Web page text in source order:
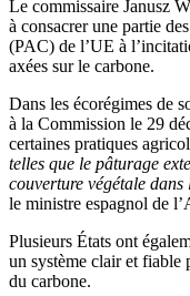
Le commissaire Janusz
à consacrer une partie
(PAC) de l’UE à
axées sur le carbone.
Dans les écorégimes de
à la Commission le 29
certaines pratiques
telles que le pâturage
couverture végétale dans
le ministre espagnol de
Plusieurs États ont
un système clair et fiable
du carbone.